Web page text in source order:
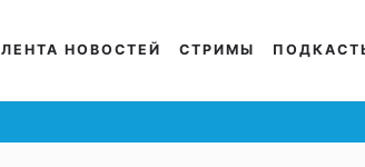
ЛЕНТА НОВОСТЕЙ СТРИМЫ